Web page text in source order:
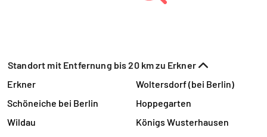
Standort mit Entfernung bis 20 km zu Erkner
Erkner
Woltersdorf (bei Berlin)
Schöneiche bei Berlin
Hoppegarten
Wildau
Königs Wusterhausen